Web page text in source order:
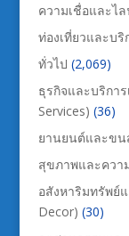
ความเชื่อและไ
ท่องเที่ยวและบ
ทั่วไป (2,069)
ธุรกิจและบริกา
Services) (36)
ยานยนต์และขน
สุขภาพและควา
อสังหาริมทรัพย์
Decor) (30)